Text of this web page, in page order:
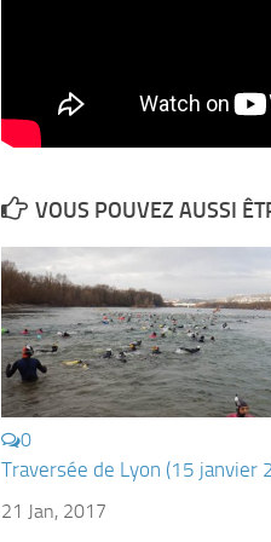
VOUS POUVEZ AUSSI
0
Traversée de Lyon (15 janvier
21 Jan, 2017